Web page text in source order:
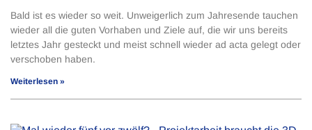
Bald ist es wieder so weit. Unweigerlich zum Jahresende tauchen
wieder all die guten Vorhaben und Ziele auf, die wir uns bereits
letztes Jahr gesteckt und meist schnell wieder ad acta gelegt oder
verschoben haben.
Weiterlesen »